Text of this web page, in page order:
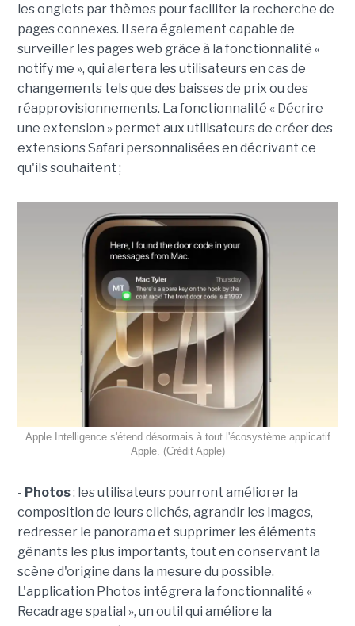
les onglets par thèmes pour faciliter la recherche de
pages connexes. Il sera également capable de
surveiller les pages web grâce à la fonctionnalité «
notify me », qui alertera les utilisateurs en cas de
changements tels que des baisses de prix ou des
réapprovisionnements. La fonctionnalité « Décrire
une extension » permet aux utilisateurs de créer des
extensions Safari personnalisées en décrivant ce
qu'ils souhaitent ;
Apple Intelligence s'étend désormais à tout l'écosystème applicatif
Apple. (Crédit Apple)
- Photos: les utilisateurs pourront améliorer la
composition de leurs clichés, agrandir les images,
redresser le panorama et supprimer les éléments
gênants les plus importants, tout en conservant la
scène d'origine dans la mesure du possible.
L'application Photos intégrera la fonctionnalité «
Recadrage spatial », un outil qui améliore la